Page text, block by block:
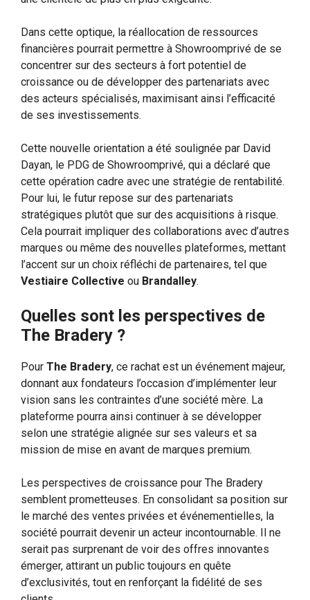
Dans cette optique, la réallocation de ressources
financières pourrait permettre à Showroomprivé de se
concentrer sur des secteurs à fort potentiel de
croissance ou de développer des partenariats avec
des acteurs spécialisés, maximisant ainsi l’efficacité
de ses investissements.
Cette nouvelle orientation a été soulignée par David
Dayan, le PDG de Showroomprivé, qui a déclaré que
cette opération cadre avec une stratégie de rentabilité.
Pour lui, le futur repose sur des partenariats
stratégiques plutôt que sur des acquisitions à risque.
Cela pourrait impliquer des collaborations avec d’autres
marques ou même des nouvelles plateformes, mettant
l’accent sur un choix réfléchi de partenaires, tel que
Vestiaire Collective ou Brandalley.
Quelles sont les perspectives de
The Bradery ?
Pour The Bradery, ce rachat est un événement majeur,
donnant aux fondateurs l’occasion d’implémenter leur
vision sans les contraintes d’une société mère. La
plateforme pourra ainsi continuer à se développer
selon une stratégie alignée sur ses valeurs et sa
mission de mise en avant de marques premium.
Les perspectives de croissance pour The Bradery
semblent prometteuses. En consolidant sa position sur
le marché des ventes privées et événementielles, la
société pourrait devenir un acteur incontournable. Il ne
serait pas surprenant de voir des offres innovantes
émerger, attirant un public toujours en quête
d’exclusivités, tout en renforçant la fidélité de ses